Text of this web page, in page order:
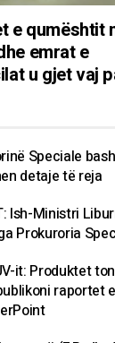
e qumështit
emrat e
u gjet vaj
Speciale
detaje të reja
Ish-Ministri
Prokuroria
it: Produktet
raportet